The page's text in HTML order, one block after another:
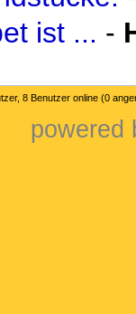
ist ... -
8 Benutzer online (0
powered